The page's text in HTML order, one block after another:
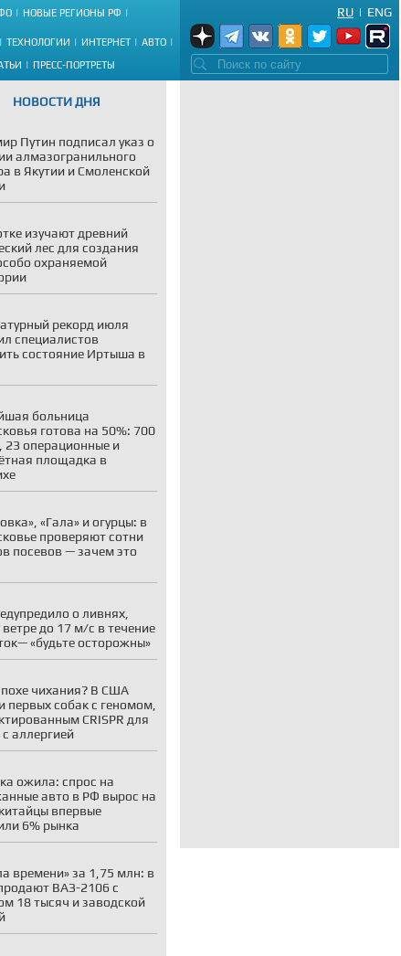
НОВЫЕ РЕГИОНЫ РФ
ТЕХНОЛОГИИ ИНТЕРНЕТ АВТО
ПРЕСС-ПОРТРЕТЫ
ENG
|
RU
НОВОСТИ ДНЯ
Путин подписал указ о
алмазогранильного
в Якутии и Смоленской
изучают древний
лес для создания
охраняемой
рекорд июля
специалистов
состояние Иртыша в
больница
готова на 50%: 700
23 операционные и
площадка в
«Гала» и огурцы: в
проверяют сотни
посевов — зачем это
о ливнях,
ветре до 17 м/с в течение
«будьте осторожны»
чихания? В США
первых собак с геномом,
CRISPR для
аллергией
ожила: спрос на
авто в РФ вырос на
впервые
6% рынка
времени» за 1,75 млн: в
ВАЗ-2106 с
18 тысяч и заводской